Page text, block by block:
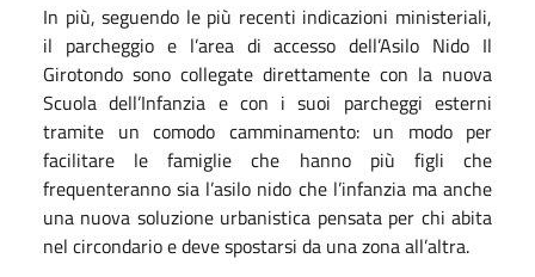
In più, seguendo le più recenti indicazioni ministeriali,
il parcheggio e l’area di accesso dell’Asilo Nido Il
Girotondo sono collegate direttamente con la nuova
Scuola dell’Infanzia e con i suoi parcheggi esterni
tramite un comodo camminamento: un modo per
facilitare le famiglie che hanno più figli che
frequenteranno sia l’asilo nido che l’infanzia ma anche
una nuova soluzione urbanistica pensata per chi abita
nel circondario e deve spostarsi da una zona all’altra.